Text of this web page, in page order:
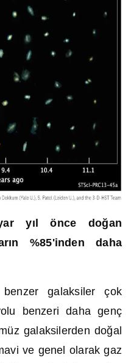
yıl önce doğan
%85'inden daha
benzer galaksiler çok
benzeri daha genç
galaksilerden doğal
ve genel olarak gaz